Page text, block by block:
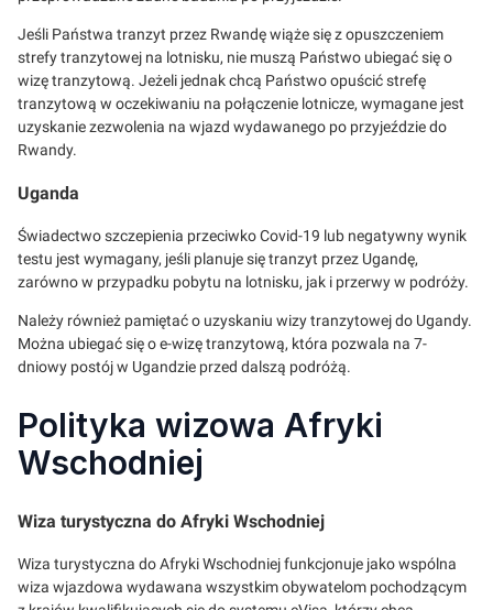
Jeśli Państwa tranzyt przez Rwandę wiąże się z opuszczeniem
strefy tranzytowej na lotnisku, nie muszą Państwo ubiegać się o
wizę tranzytową. Jeżeli jednak chcą Państwo opuścić strefę
tranzytową w oczekiwaniu na połączenie lotnicze, wymagane jest
uzyskanie zezwolenia na wjazd wydawanego po przyjeździe do
Rwandy.
Uganda
Świadectwo szczepienia przeciwko Covid-19 lub negatywny wynik
testu jest wymagany, jeśli planuje się tranzyt przez Ugandę,
zarówno w przypadku pobytu na lotnisku, jak i przerwy w podróży.
Należy również pamiętać o uzyskaniu wizy tranzytowej do Ugandy.
Można ubiegać się o e-wizę tranzytową, która pozwala na 7-
dniowy postój w Ugandzie przed dalszą podróżą.
Polityka wizowa Afryki
Wschodniej
Wiza turystyczna do Afryki Wschodniej
Wiza turystyczna do Afryki Wschodniej funkcjonuje jako wspólna
wiza wjazdowa wydawana wszystkim obywatelom pochodzącym